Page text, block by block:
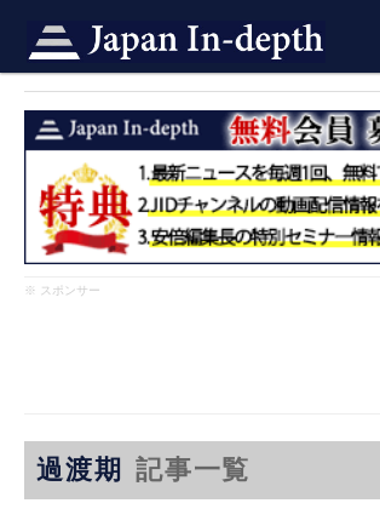
※ スポンサー
過渡期 記事一覧